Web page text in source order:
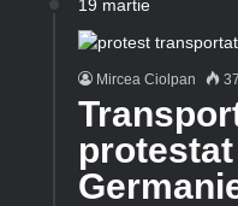
19 martie
Mircea Ciolpan